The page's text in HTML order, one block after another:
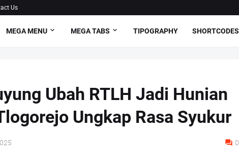
Us
MEGA MENU MEGA TABS TIPOGRAPHY SHORTCODES
Ubah RTLH Jadi Hunian
Ungkap Rasa Syukur
0